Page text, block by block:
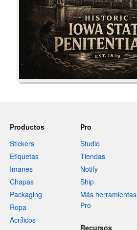
Productos
Stickers
Etiquetas
Imanes
Chapas
Packaging
Ropa
Acrílicos
Pro
Studio
Tiendas
Notify
Ship
Más herramientas
Pro
Recursos